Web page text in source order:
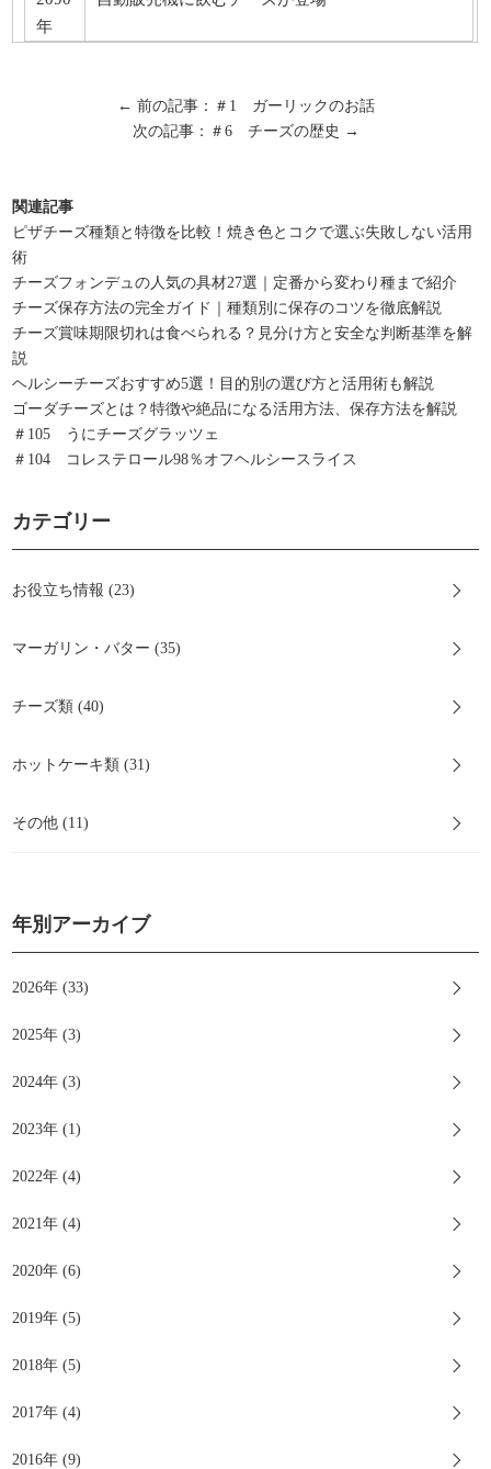
年
← 前の記事：＃1 ガーリックのお話
次の記事：＃6 チーズの歴史 →
関連記事
ピザチーズ種類と特徴を比較！焼き色とコクで選ぶ失敗しない活用
術
チーズフォンデュの人気の具材27選｜定番から変わり種まで紹介
チーズ保存方法の完全ガイド｜種類別に保存のコツを徹底解説
チーズ賞味期限切れは食べられる？見分け方と安全な判断基準を解
説
ヘルシーチーズおすすめ5選！目的別の選び方と活用術も解説
ゴーダチーズとは？特徴や絶品になる活用方法、保存方法を解説
＃105 うにチーズグラッツェ
＃104 コレステロール98％オフヘルシースライス
カテゴリー
お役立ち情報 (23)
マーガリン・バター (35)
チーズ類 (40)
ホットケーキ類 (31)
その他 (11)
年別アーカイブ
2026年 (33)
2025年 (3)
2024年 (3)
2023年 (1)
2022年 (4)
2021年 (4)
2020年 (6)
2019年 (5)
2018年 (5)
2017年 (4)
2016年 (9)